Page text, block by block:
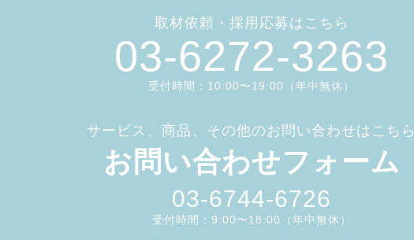
取材依頼・採用応募はこちら
03-6272-3263
受付時間：10:00〜19:00（年中無休）
サービス、商品、その他のお問い合わせはこちら
お問い合わせフォーム
03-6744-6726
受付時間：9:00〜18:00（年中無休）